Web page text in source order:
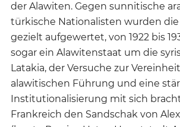
der Alawiten. Gegen sunnitische
türkische Nationalisten wurden
gezielt aufgewertet, von 1922 bis
sogar ein Alawitenstaat um die
Latakia, der Versuche zur
alawitischen Führung und eine
Institutionalisierung mit sich
Frankreich den Sandschak von